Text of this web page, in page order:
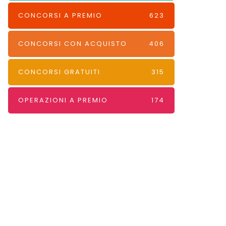
CONCORSI A PREMIO 623
CONCORSI CON ACQUISTO 406
CONCORSI GRATUITI 315
OPERAZIONI A PREMIO 174